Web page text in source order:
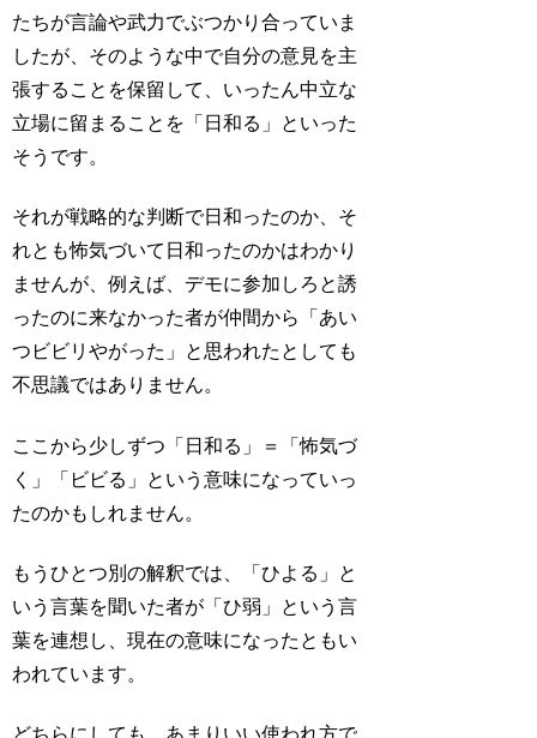
たちが言論や武力でぶつかり合っていま
したが、そのような中で自分の意見を主
張することを保留して、いったん中立な
立場に留まることを「日和る」といった
そうです。
それが戦略的な判断で日和ったのか、そ
れとも怖気づいて日和ったのかはわかり
ませんが、例えば、デモに参加しろと誘
ったのに来なかった者が仲間から「あい
つビビリやがった」と思われたとしても
不思議ではありません。
ここから少しずつ「日和る」＝「怖気づ
く」「ビビる」という意味になっていっ
たのかもしれません。
もうひとつ別の解釈では、「ひよる」と
いう言葉を聞いた者が「ひ弱」という言
葉を連想し、現在の意味になったともい
われています。